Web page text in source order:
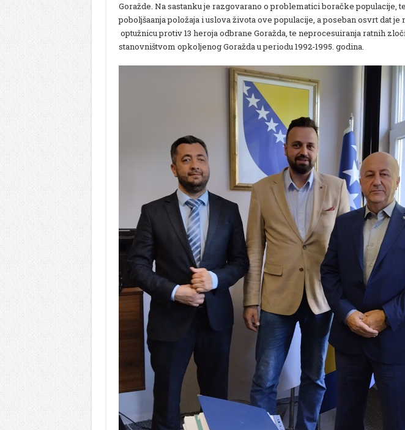
Goražde. Na sastanku je razgovarano o problematici boračke populacije,
poboljšaanja položaja i uslova života ove populacije, a poseban osvrt dat je
optužnicu protiv 13 heroja odbrane Goražda, te neprocesuiranja ratnih
stanovništvom opkoljenog Goražda u periodu 1992-1995. godina.